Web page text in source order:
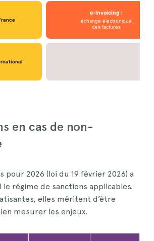
e-Invoicing :
échange électronique
des factures
en cas de non-
pour 2026 (loi du 19 février 2026) a
régime de sanctions applicables.
elles méritent d’être
mesurer les enjeux.